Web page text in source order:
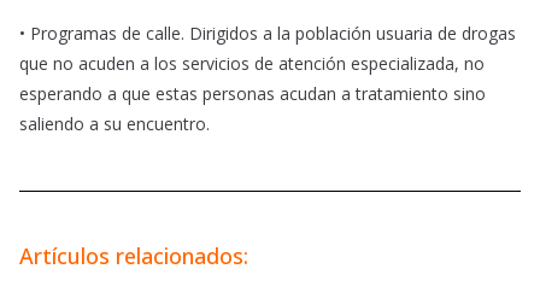
• Programas de calle. Dirigidos a la población usuaria de drogas
que no acuden a los servicios de atención especializada, no
esperando a que estas personas acudan a tratamiento sino
saliendo a su encuentro.
Artículos relacionados: